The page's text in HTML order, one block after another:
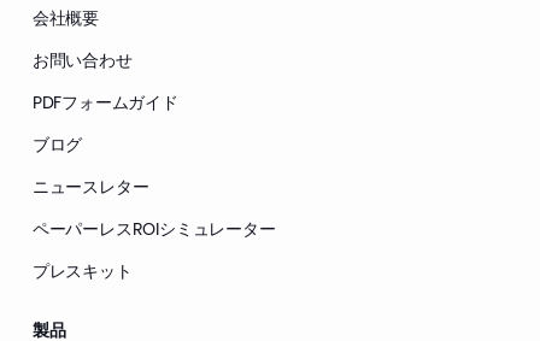
会社概要
お問い合わせ
PDFフォームガイド
ブログ
ニュースレター
ペーパーレスROIシミュレーター
プレスキット
製品